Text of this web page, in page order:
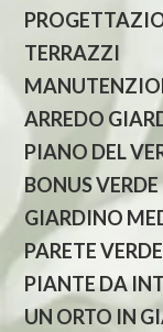
TERRAZZI
ARREDO
PIANO DEL
BONUS
GIARDINO
PARETE VERDE
PIANTE DA
UN ORTO IN